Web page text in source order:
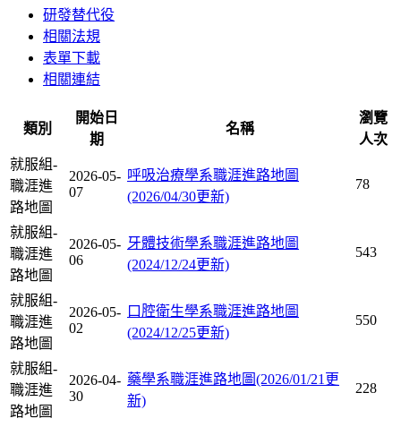
研發替代役
相關法規
表單下載
相關連結
類別
開始日
期
名稱
瀏覽
人次
就服組-
職涯進
路地圖
2026-05-
07
呼吸治療學系職涯進路地圖
(2026/04/30更新)
78
就服組-
職涯進
路地圖
2026-05-
06
牙體技術學系職涯進路地圖
(2024/12/24更新)
543
就服組-
職涯進
路地圖
2026-05-
02
口腔衛生學系職涯進路地圖
(2024/12/25更新)
550
就服組-
職涯進
路地圖
2026-04-
30
藥學系職涯進路地圖(2026/01/21更
新)
228